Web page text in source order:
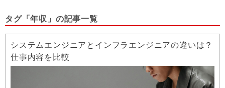
タグ「年収」の記事一覧
システムエンジニアとインフラエンジニアの違いは？
仕事内容を比較